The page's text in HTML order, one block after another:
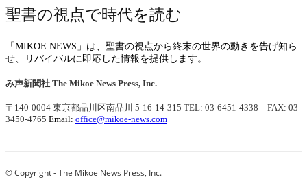
聖書の視点で時代を読む
「MIKOE NEWS」は、聖書の視点から終末の世界の動きを告げ知ら
せ、リバイバルに即応した情報を提供します。
み声新聞社 The Mikoe News Press, Inc.
〒140-0004 東京都品川区南品川 5-16-14-315 TEL: 03-6451-4338 FAX: 03-
3450-4765 Email: office@mikoe-news.com
© Copyright - The Mikoe News Press, Inc.